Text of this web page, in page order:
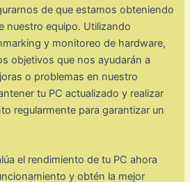
de que estamos obteniendo
nuestro equipo. Utilizando
y monitoreo de hardware,
objetivos que nos ayudarán a
o problemas en nuestro
tu PC actualizado y realizar
regularmente para garantizar un
el rendimiento de tu PC ahora
y obtén la mejor